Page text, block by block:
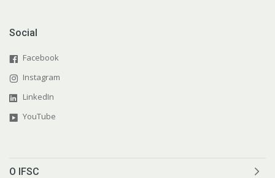
Social
Facebook
Instagram
LinkedIn
YouTube
O IFSC